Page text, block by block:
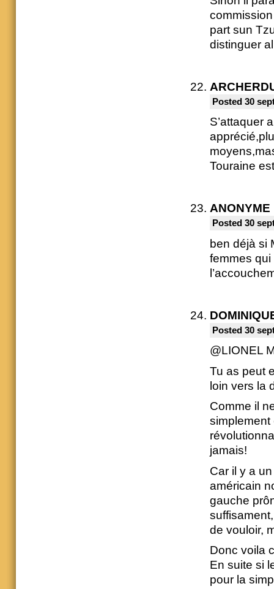
part sun
distinguer
Posted 30
S’attaquer
Touraine
ANONYME
Posted 30
ben déjà si
femmes qui
Posted 30
@LIONEL
Tu as peut
loin vers la
Comme il
simplement
jamais!
Car il y a
américain
gauche
de vouloir,
Donc voila
En suite si
pour la